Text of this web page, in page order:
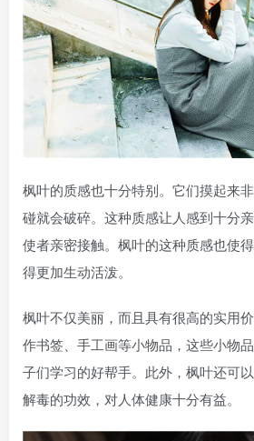
枫叶的质感也十分特别。它们摸起来
碰就会破碎。这种质感让人感到十分
使者亲密接触。枫叶的这种质感也使
得更加生动活泼。
枫叶不仅美丽，而且具有很高的实用
作书签、手工画等小物品，这些小物
子们学习的好帮手。此外，枫叶还可
解毒的功效，对人体健康十分有益。